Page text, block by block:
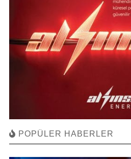
POPÜLER HABERLER